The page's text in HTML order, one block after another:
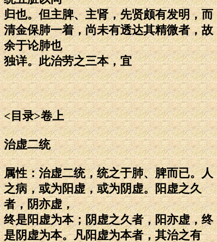
归也。但主脾、主肾，先贤颇有发明，而
清金保肺一着，尚未有透达其精微者，故
余于论肺也
独详。此治劳之三本，宜
<目录>卷上
治虚二统
属性：治虚二统，统之于肺、脾而已。人
之病，或为阳虚，或为阴虚。阳虚之久
者，阴亦虚，
终是阳虚为本；阴虚之久者，阳亦虚，终
是阴虚为本。凡阳虚为本者，其治之有